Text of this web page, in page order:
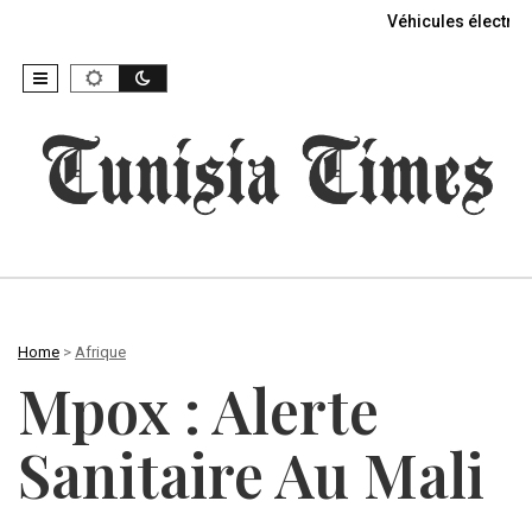
Véhicules
Home > Afrique
Mpox : Alerte
Sanitaire Au Mali